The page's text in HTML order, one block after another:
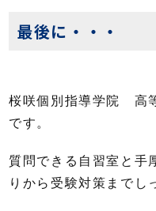
最後に・・・
桜咲個別指導学院 高
です。
質問できる自習室と手
りから受験対策までし